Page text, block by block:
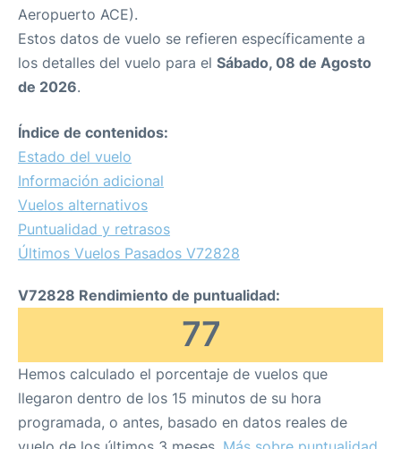
Aeropuerto ACE).
Estos datos de vuelo se refieren específicamente a
los detalles del vuelo para el Sábado, 08 de Agosto
de 2026.
Índice de contenidos:
Estado del vuelo
Información adicional
Vuelos alternativos
Puntualidad y retrasos
Últimos Vuelos Pasados V72828
V72828 Rendimiento de puntualidad:
77
Hemos calculado el porcentaje de vuelos que
llegaron dentro de los 15 minutos de su hora
programada, o antes, basado en datos reales de